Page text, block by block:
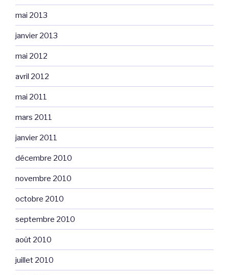
mai 2013
janvier 2013
mai 2012
avril 2012
mai 2011
mars 2011
janvier 2011
décembre 2010
novembre 2010
octobre 2010
septembre 2010
août 2010
juillet 2010